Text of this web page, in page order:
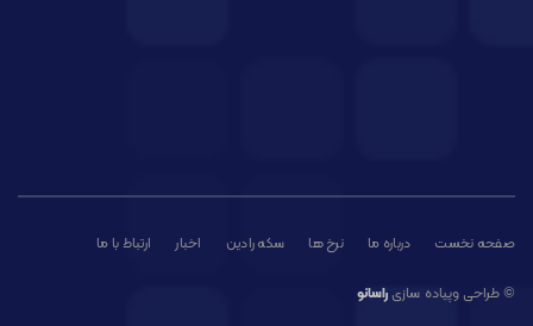
صفحه نخست درباره ما نرخ ها سکه رادین اخبار ارتباط با ما
© طراحی وپیاده سازی راسانو